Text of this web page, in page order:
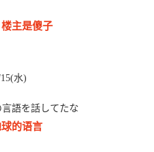
主是傻子
水)
語を話してたな
的语言